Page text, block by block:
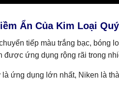
Ẩn Của Kim Loại Quý
tiếp màu trắng bạc,
ứng dụng rộng rãi trong
ứng dụng lớn nhất, Niken là